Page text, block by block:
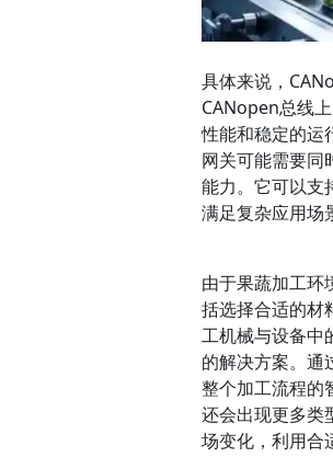
具体来说，
CANopen总线
性能和稳定的运
网关可能需要同
能力。它可以支
满足复杂应用场
由于果蔬加工环
括选择合适的材
工机械与设备中
的解决方案。通
整个加工流程的
还会出现更多类
场变化，利用合